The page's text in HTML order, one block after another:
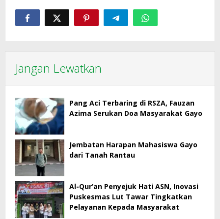
Jangan Lewatkan
Pang Aci Terbaring di RSZA, Fauzan
Azima Serukan Doa Masyarakat Gayo
Jembatan Harapan Mahasiswa Gayo
dari Tanah Rantau
Al-Qur’an Penyejuk Hati ASN, Inovasi
Puskesmas Lut Tawar Tingkatkan
Pelayanan Kepada Masyarakat